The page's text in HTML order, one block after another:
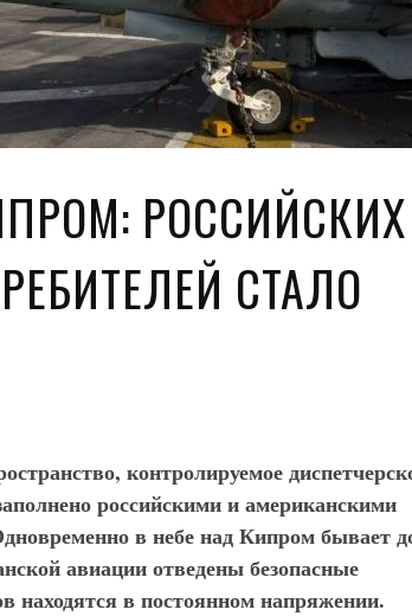
СТАЛО
контролируемое
российскими и американскими
в небе над Кипром бывает
авиации отведены безопасные
находятся в постоянном напряжении.